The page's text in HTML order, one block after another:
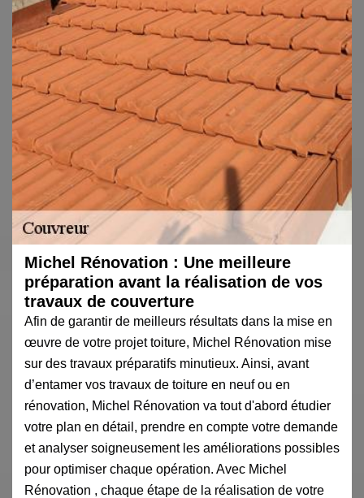
Michel Rénovation : Une meilleure
préparation avant la réalisation de vos
travaux de couverture
Afin de garantir de meilleurs résultats dans la mise en
œuvre de votre projet toiture, Michel Rénovation mise
sur des travaux préparatifs minutieux. Ainsi, avant
d’entamer vos travaux de toiture en neuf ou en
rénovation, Michel Rénovation va tout d'abord étudier
votre plan en détail, prendre en compte votre demande
et analyser soigneusement les améliorations possibles
pour optimiser chaque opération. Avec Michel
Rénovation , chaque étape de la réalisation de votre